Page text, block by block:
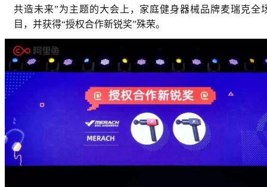
共造未来”为主题的大会上，家庭健身器械品牌麦瑞克全
目，并获得“授权合作新锐奖”殊荣。